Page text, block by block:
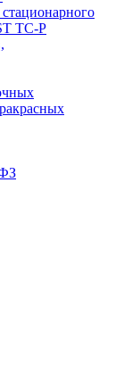
TС-Р